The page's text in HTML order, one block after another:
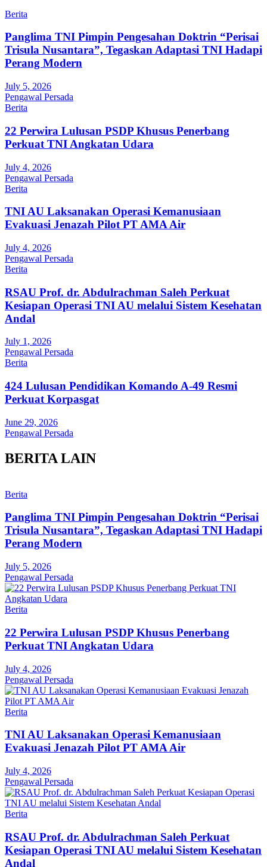
Berita
Panglima TNI Pimpin Pengesahan Doktrin “Perisai
Trisula Nusantara”, Tegaskan Adaptasi TNI Hadapi
Perang Modern
July 5, 2026
Pengawal Persada
Berita
22 Perwira Lulusan PSDP Khusus Penerbang
Perkuat TNI Angkatan Udara
July 4, 2026
Pengawal Persada
Berita
TNI AU Laksanakan Operasi Kemanusiaan
Evakuasi Jenazah Pilot PT AMA Air
July 4, 2026
Pengawal Persada
Berita
RSAU Prof. dr. Abdulrachman Saleh Perkuat
Kesiapan Operasi TNI AU melalui Sistem Kesehatan
Andal
July 1, 2026
Pengawal Persada
Berita
424 Lulusan Pendidikan Komando A-49 Resmi
Perkuat Korpasgat
June 29, 2026
Pengawal Persada
BERITA LAIN
Berita
Panglima TNI Pimpin Pengesahan Doktrin “Perisai
Trisula Nusantara”, Tegaskan Adaptasi TNI Hadapi
Perang Modern
July 5, 2026
Pengawal Persada
Berita
22 Perwira Lulusan PSDP Khusus Penerbang
Perkuat TNI Angkatan Udara
July 4, 2026
Pengawal Persada
Berita
TNI AU Laksanakan Operasi Kemanusiaan
Evakuasi Jenazah Pilot PT AMA Air
July 4, 2026
Pengawal Persada
Berita
RSAU Prof. dr. Abdulrachman Saleh Perkuat
Kesiapan Operasi TNI AU melalui Sistem Kesehatan
Andal